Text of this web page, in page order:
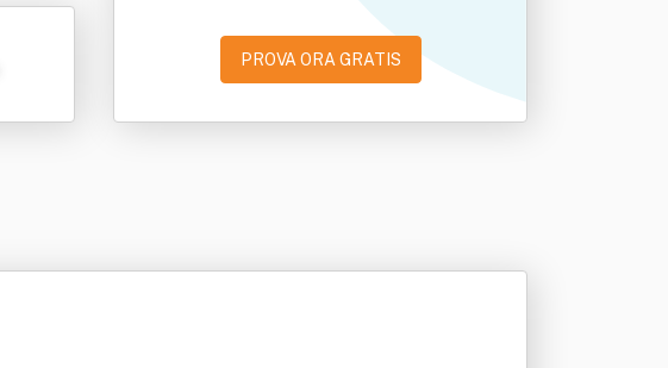
PROVA ORA GRATIS